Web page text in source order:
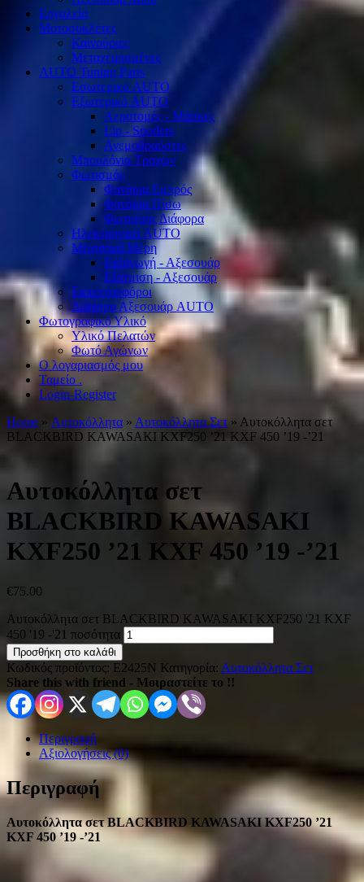
Εργαλεία
Μοτοσυκλέτες
Καινούριες
Μεταχειρισμένες
AUTO Tuning Parts
Εσωτερικό AUTO
Εξωτερικό AUTO
Αεροτομές - Μάσκες
Lip - Spoilers
Ανεμοθραύστες
Μπουλόνια Τροχών
Φωτισμός
Φανάρια Εμπρός
Φανάρια Πίσω
Φωτισμός Διάφορα
Ηλεκτρονικά AUTO
Μηχανικά Μέρη
Εισαγωγή - Αξεσουάρ
Εξάτμιση - Αξεσουάρ
Εκκεντροφόροι
Διάφορα Αξεσουάρ AUTO
Φωτογραφικό Υλικό
Υλικό Πελατών
Φωτό Αγώνων
Ο λογαριασμός μου
Ταμείο .
Login-Register
Home » Αυτοκόλλητα » Αυτοκόλλητα Σετ » Αυτοκόλλητα σετ
BLACKBIRD KAWASAKI KXF250 ’21 KXF 450 ’19 -’21
Αυτοκόλλητα σετ
BLACKBIRD KAWASAKI
KXF250 ’21 KXF 450 ’19 -’21
€75.00
Αυτοκόλλητα σετ BLACKBIRD KAWASAKI KXF250 '21 KXF
450 '19 -'21 ποσότητα
Προσθήκη στο καλάθι
Κωδικός προϊόντος: E2425N Κατηγορία: Αυτοκόλλητα Σετ
Share this with friend - Μοιραστείτε το !!
Περιγραφή
Αξιολογήσεις (0)
Περιγραφή
Αυτοκόλλητα σετ BLACKBIRD KAWASAKI KXF250 ’21
KXF 450 ’19 -’21